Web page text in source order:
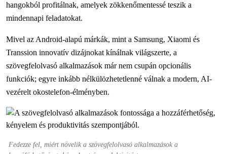
hangokból profitálnak, amelyek zökkenőmentessé teszik a
mindennapi feladatokat.
Mivel az Android-alapú márkák, mint a Samsung, Xiaomi és
Transsion innovatív dizájnokat kínálnak világszerte, a
szövegfelolvasó alkalmazások már nem csupán opcionális
funkciók; egyre inkább nélkülözhetetlenné válnak a modern, AI-
vezérelt okostelefon-élményben.
Fedezze fel, miért növelik a szövegfelolvasó alkalmazások a